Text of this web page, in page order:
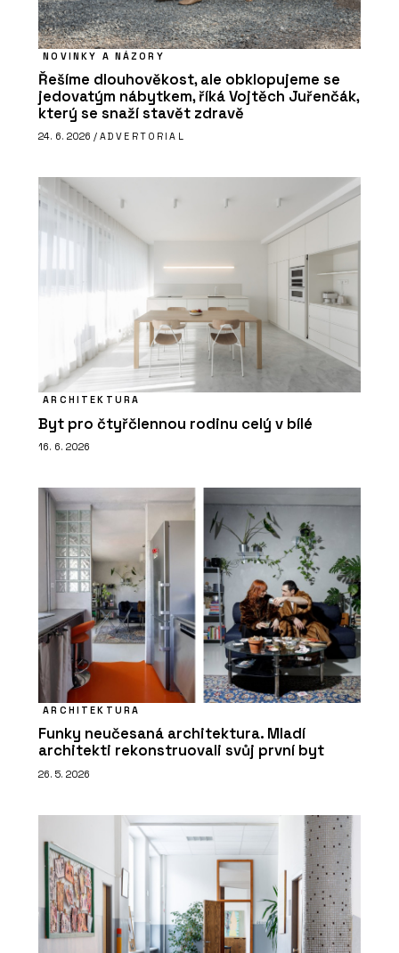
NOVINKY A NÁZORY
Řešíme dlouhověkost, ale obklopujeme se
jedovatým nábytkem, říká Vojtěch Juřenčák,
který se snaží stavět zdravě
24. 6. 2026 / ADVERTORIAL
ARCHITEKTURA
Byt pro čtyřčlennou rodinu celý v bílé
16. 6. 2026
ARCHITEKTURA
Funky neučesaná architektura. Mladí
architekti rekonstruovali svůj první byt
26. 5. 2026